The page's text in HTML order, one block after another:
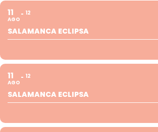
11
AGO
12
SALAMANCA ECLIPSA
11
AGO
12
SALAMANCA ECLIPSA